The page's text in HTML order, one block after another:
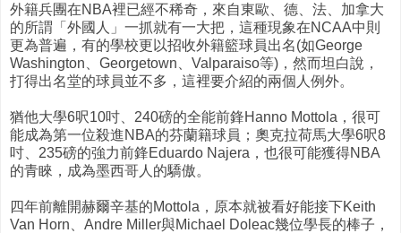
外籍兵團在NBA裡已經不稀奇，來自東歐、德、法、加拿大
的所謂「外國人」一抓就有一大把，這種現象在NCAA中則
更為普遍，有的學校更以招收外籍籃球員出名(如George
Washington、Georgetown、Valparaiso等)，然而坦白說，
打得出名堂的球員並不多，這裡要介紹的兩個人例外。
猶他大學6呎10吋、240磅的全能前鋒Hanno Mottola，很可
能成為第一位殺進NBA的芬蘭籍球員；奧克拉荷馬大學6呎8
吋、235磅的強力前鋒Eduardo Najera，也很可能獲得NBA
的青睞，成為墨西哥人的驕傲。
四年前離開赫爾辛基的Mottola，原本就被看好能接下Keith
Van Horn、Andre Miller與Michael Doleac幾位學長的棒子，